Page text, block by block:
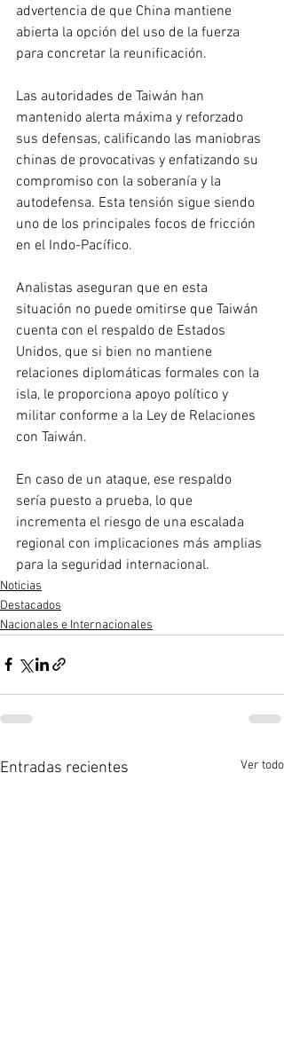
advertencia de que China mantiene
abierta la opción del uso de la fuerza
para concretar la reunificación.
Las autoridades de Taiwán han
mantenido alerta máxima y reforzado
sus defensas, calificando las maniobras
chinas de provocativas y enfatizando su
compromiso con la soberanía y la
autodefensa. Esta tensión sigue siendo
uno de los principales focos de fricción
en el Indo-Pacífico.
Analistas aseguran que en esta
situación no puede omitirse que Taiwán
cuenta con el respaldo de Estados
Unidos, que si bien no mantiene
relaciones diplomáticas formales con la
isla, le proporciona apoyo político y
militar conforme a la Ley de Relaciones
con Taiwán.
En caso de un ataque, ese respaldo
sería puesto a prueba, lo que
incrementa el riesgo de una escalada
regional con implicaciones más amplias
para la seguridad internacional.
Noticias
Destacados
Nacionales e Internacionales
Entradas recientes Ver todo